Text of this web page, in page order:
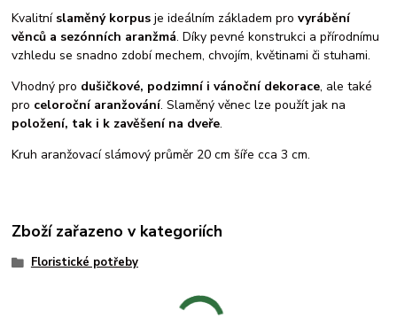
Kvalitní slaměný korpus je ideálním základem provyrábění
věnců a sezónních aranžmá. Díky pevné konstrukci a přírodnímu
vzhledu se snadno zdobí mechem, chvojím, květinami či stuhami.
Vhodný pro dušičkové, podzimní i vánoční dekorace, ale také
pro celoroční aranžování. Slaměný věnec lze použít jak na
položení, tak i k zavěšení na dveře.
Kruh aranžovací slámový průměr 20 cm šíře cca 3 cm.
Zboží zařazeno v kategoriích
Floristické potřeby